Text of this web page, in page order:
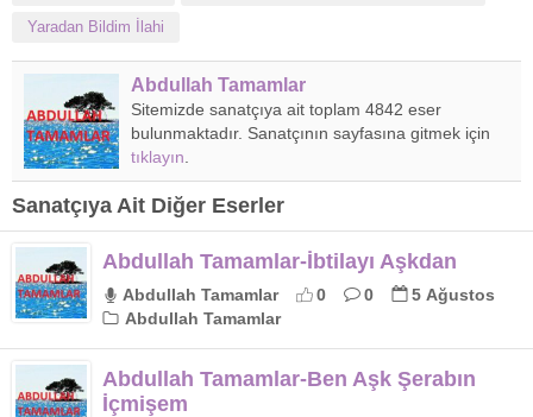
Yaradan Bildim İlahi
Abdullah Tamamlar
Sitemizde sanatçıya ait toplam 4842 eser
bulunmaktadır. Sanatçının sayfasına gitmek için
tıklayın
Sanatçıya Ait Diğer Eserler
Abdullah Tamamlar-İbtilayı Aşkdan
Abdullah Tamamlar 0 0
5 Ağustos
Abdullah Tamamlar
Abdullah Tamamlar-Ben Aşk Şerabın
İçmişem